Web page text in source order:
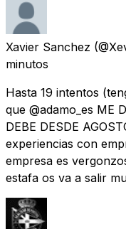
Xavier Sanchez
minutos
Hasta 19 intentos
que @adamo_es ME
DEBE DESDE
experiencias con
empresa es
estafa os va a salir